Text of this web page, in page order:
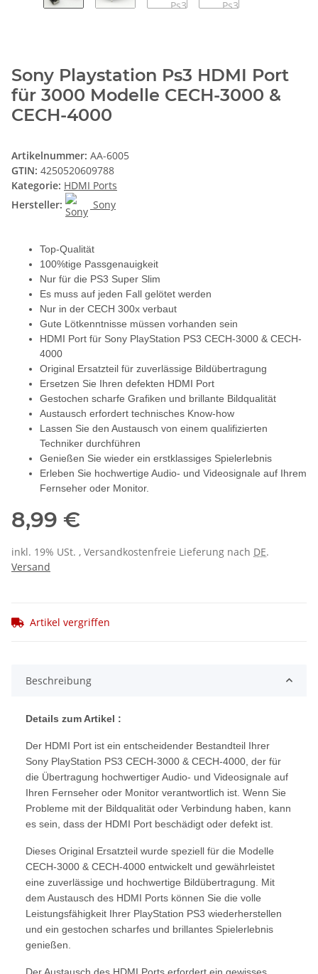
Sony Playstation Ps3 HDMI Port
für 3000 Modelle CECH-3000 &
CECH-4000
Artikelnummer: AA-6005
GTIN: 4250520609788
Kategorie: HDMI Ports
Hersteller:
Sony
Top-Qualität
100%tige Passgenauigkeit
Nur für die PS3 Super Slim
Es muss auf jeden Fall gelötet werden
Nur in der CECH 300x verbaut
Gute Lötkenntnisse müssen vorhanden sein
HDMI Port für Sony PlayStation PS3 CECH-3000 & CECH-
4000
Original Ersatzteil für zuverlässige Bildübertragung
Ersetzen Sie Ihren defekten HDMI Port
Gestochen scharfe Grafiken und brillante Bildqualität
Austausch erfordert technisches Know-how
Lassen Sie den Austausch von einem qualifizierten
Techniker durchführen
Genießen Sie wieder ein erstklassiges Spielerlebnis
Erleben Sie hochwertige Audio- und Videosignale auf Ihrem
Fernseher oder Monitor.
8,99 €
inkl. 19% USt. , Versandkostenfreie Lieferung nach DE.
Versand
Artikel vergriffen
Beschreibung
Details zum Artikel :
Der HDMI Port ist ein entscheidender Bestandteil Ihrer
Sony PlayStation PS3 CECH-3000 & CECH-4000, der für
die Übertragung hochwertiger Audio- und Videosignale auf
Ihren Fernseher oder Monitor verantwortlich ist. Wenn Sie
Probleme mit der Bildqualität oder Verbindung haben, kann
es sein, dass der HDMI Port beschädigt oder defekt ist.
Dieses Original Ersatzteil wurde speziell für die Modelle
CECH-3000 & CECH-4000 entwickelt und gewährleistet
eine zuverlässige und hochwertige Bildübertragung. Mit
dem Austausch des HDMI Ports können Sie die volle
Leistungsfähigkeit Ihrer PlayStation PS3 wiederherstellen
und ein gestochen scharfes und brillantes Spielerlebnis
genießen.